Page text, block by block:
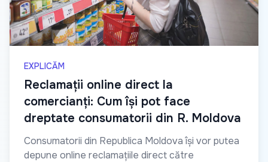
EXPLICĂM
Reclamații online direct la
comercianți: Cum își pot face
dreptate consumatorii din R. Moldova
Consumatorii din Republica Moldova își vor putea
depune online reclamațiile direct către